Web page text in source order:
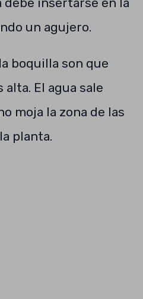
un agujero.
boquilla son que
El agua sale
moja la zona de las
planta.